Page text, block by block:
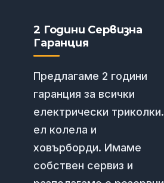
2 Години Сервизна
Гаранция
Предлагаме 2 години
гаранция за всички
електрически триколки.
ел колела и
ховърборди. Имаме
собствен сервиз и